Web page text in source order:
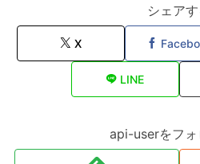
シェア
X
LINE
api-userをフォ